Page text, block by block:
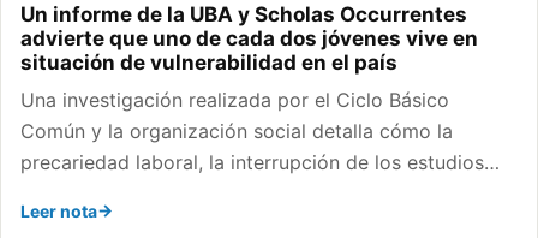
Un informe de la UBA y Scholas Occurrentes
advierte que uno de cada dos jóvenes vive en
situación de vulnerabilidad en el país
Una investigación realizada por el Ciclo Básico
Común y la organización social detalla cómo la
precariedad laboral, la interrupción de los estudios…
Leer nota